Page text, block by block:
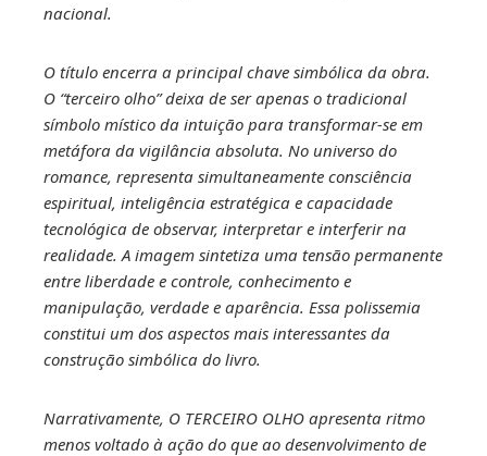
nacional.
O título encerra a principal chave simbólica da obra.
O “terceiro olho” deixa de ser apenas o tradicional
símbolo místico da intuição para transformar-se em
metáfora da vigilância absoluta. No universo do
romance, representa simultaneamente consciência
espiritual, inteligência estratégica e capacidade
tecnológica de observar, interpretar e interferir na
realidade. A imagem sintetiza uma tensão permanente
entre liberdade e controle, conhecimento e
manipulação, verdade e aparência. Essa polissemia
constitui um dos aspectos mais interessantes da
construção simbólica do livro.
Narrativamente, O TERCEIRO OLHO apresenta ritmo
menos voltado à ação do que ao desenvolvimento de